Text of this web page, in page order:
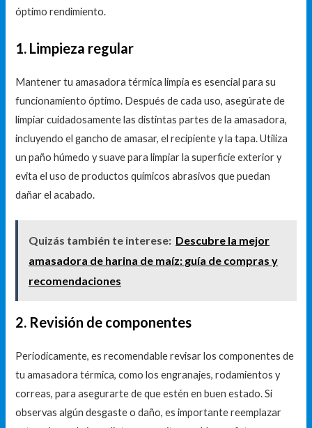
óptimo rendimiento.
1. Limpieza regular
Mantener tu amasadora térmica limpia es esencial para su
funcionamiento óptimo. Después de cada uso, asegúrate de
limpiar cuidadosamente las distintas partes de la amasadora,
incluyendo el gancho de amasar, el recipiente y la tapa. Utiliza
un paño húmedo y suave para limpiar la superficie exterior y
evita el uso de productos químicos abrasivos que puedan
dañar el acabado.
Quizás también te interese: Descubre la mejor
amasadora de harina de maíz: guía de compras y
recomendaciones
2. Revisión de componentes
Periodicamente, es recomendable revisar los componentes de
tu amasadora térmica, como los engranajes, rodamientos y
correas, para asegurarte de que estén en buen estado. Si
observas algún desgaste o daño, es importante reemplazar